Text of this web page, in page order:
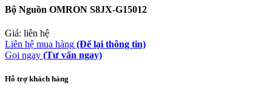
Bộ Nguồn OMRON S8JX-G15012
Giá: liên hệ
Liên hệ mua hàng (Để lại thông tin)
Gọi ngay (Tư vấn ngay)
Hỗ trợ khách hàng